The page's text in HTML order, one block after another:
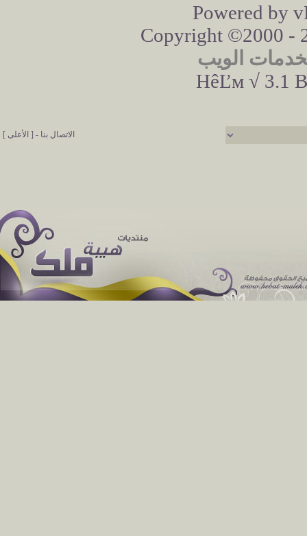
Powered by
Copyright ©2000 -
الويب
HêĽм √ 3.1
الاتصال بنا - [ الأعلى ]